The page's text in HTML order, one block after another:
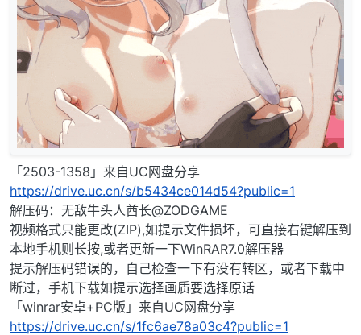
「2503-1358」来自UC网盘分享
https://drive.uc.cn/s/b5434ce014d54?public=1
解压码：无敌牛头人酋长@ZODGAME
视频格式只能更改(ZIP),如提示文件损坏，可直接右键解压到
本地手机则长按,或者更新一下WinRAR7.0解压器
提示解压码错误的，自己检查一下有没有转区，或者下载中
断过，手机下载如提示选择画质要选择原话
「winrar安卓+PC版」来自UC网盘分享
https://drive.uc.cn/s/1fc6ae78a03c4?public=1